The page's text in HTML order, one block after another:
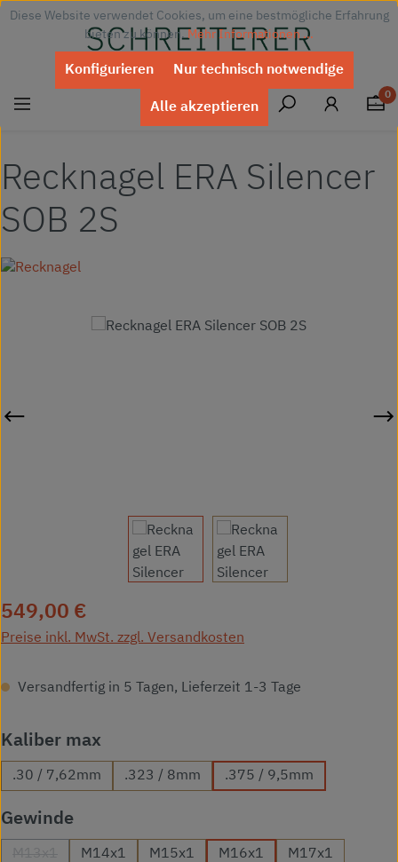
Zum Hauptinhalt springen
0
Recknagel ERA Silencer
SOB 2S
Bildergalerie überspringen
Regulärer Preis:
549,00 €
Preise inkl. MwSt. zzgl. Versandkosten
Versandfertig in 5 Tagen, Lieferzeit 1-3 Tage
Kaliber max
.30 / 7,62mm .323 / 8mm .375 / 9,5mm
Gewindeauswählen
M14x1 M15x1 M16x1 M17x1
Diese Website verwendet Cookies, um eine bestmögliche Erfahrung
bieten zu können.Mehr Informationen ...
Nur technisch notwendige
Konfigurieren
Alle akzeptieren